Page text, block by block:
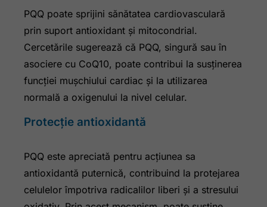
PQQ poate sprijini sănătatea cardiovasculară
prin suport antioxidant și mitocondrial.
Cercetările sugerează că PQQ, singură sau în
asociere cu CoQ10, poate contribui la susținerea
funcției mușchiului cardiac și la utilizarea
normală a oxigenului la nivel celular.
Protecție antioxidantă
PQQ este apreciată pentru acțiunea sa
antioxidantă puternică, contribuind la protejarea
celulelor împotriva radicalilor liberi și a stresului